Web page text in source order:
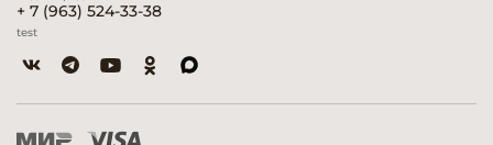
+ 7 (963) 524-33-38
test